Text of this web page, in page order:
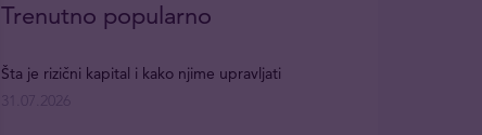
Trenutno popularno
Šta je rizični kapital i kako njime upravljati
31.07.2026